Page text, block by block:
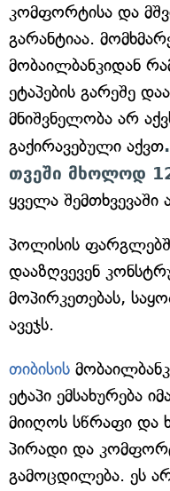
კომფორტისა და
გარანტიაა.
მობაილბანკიდან
ეტაპების გარეშე
მნიშვნელობა არ
გაქირავებული აქვთ
თვეში მხოლოდ
ყველა შემთხვევაში
პოლისის
დააზღვევენ
მოპირკეთებას,
ავეჯს.
თიბისის
ეტაპი ემსახურება
მიიღოს სწრაფი და
პირადი და
გამოცდილება. ეს